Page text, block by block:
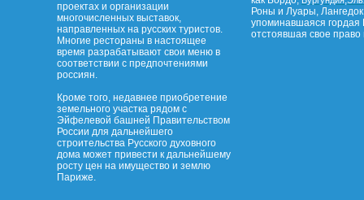
проектах и организации
многочисленных выставок,
направленных на русских туристов.
Многие рестораны в настоящее
время разрабатывают свои меню в
соответствии с предпочтениями
россиян.
Кроме того, недавнее приобретение
земельного участка рядом с
Эйфелевой башней Правительством
России для дальнейшего
строительства Русского духовного
дома может привести к дальнейшему
росту цен на имущество и землю
Париже.
Роны и Луары,
упоминавшаяся
отстоявшая свое право